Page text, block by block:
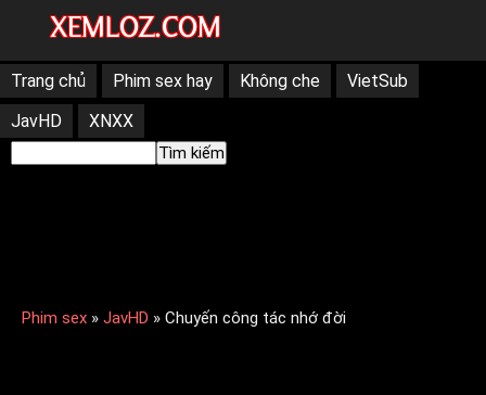
Trang chủ Phim sex hay Không che
VietSub
JavHD
XNXX
Tìm kiếm
Phim sex » JavHD » Chuyến công tác nhớ đời